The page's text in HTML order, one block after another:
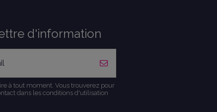
d'information
à tout moment. Vous trouverez pour
dans les conditions d'utilisation